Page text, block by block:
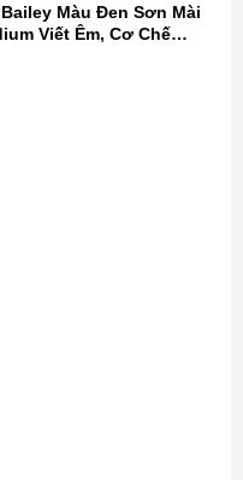
Màu Đen Sơn Mài
Viết Êm, Cơ Chế
Dễ Dàng Kèm Hộp